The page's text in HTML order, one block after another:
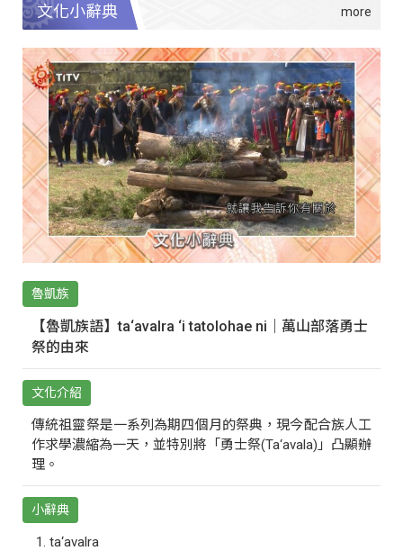
文化小辭典
魯凱族
【魯凱族語】ta‘avalra ‘i tatolohae ni｜萬山部落勇士
祭的由來
文化介紹
傳統祖靈祭是一系列為期四個月的祭典，現今配合族人工
作求學濃縮為一天，並特別將「勇士祭(Ta‘avala)」凸顯辦
理。
小辭典
ta‘avalra